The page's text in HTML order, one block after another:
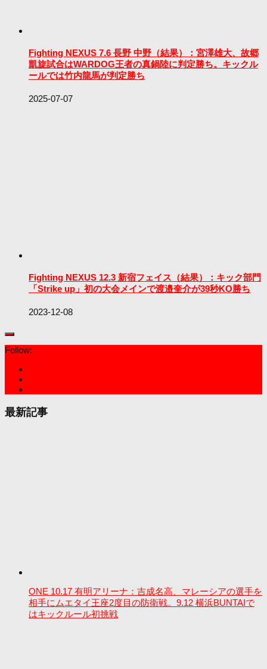
Fighting NEXUS 7.6 長野 中野（結果）：宮澤雄大、故郷
凱旋試合はWARDOG王者の真鍋陸に判定勝ち。キックル
ールでは竹内龍馬が判定勝ち
2025-07-07
Fighting NEXUS 12.3 新宿フェイス（結果）：キック部門
「Strike up」初の大会メインで渡邉奎介が39秒KO勝ち
2023-12-08
Follow:
最新記事
ONE 10.17 有明アリーナ：吉成名高、マレーシアの選手を
相手にムエタイ王座2度目の防衛戦。9.12 横浜BUNTAIで
はキックルール初挑戦